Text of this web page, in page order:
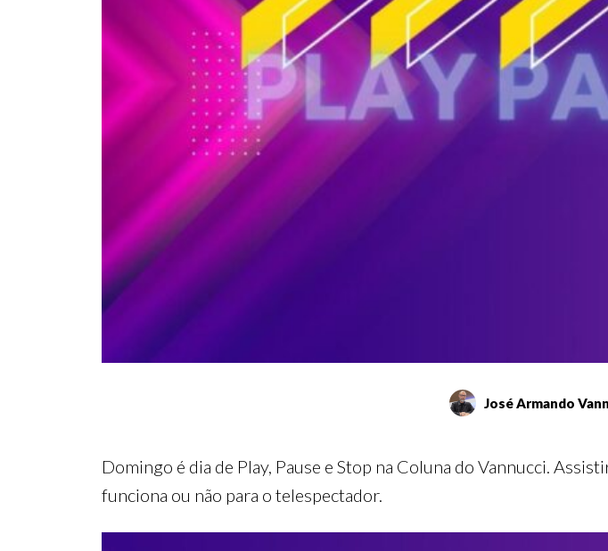
José Armando
Domingo é dia de Play, Pause e Stop na Coluna do Vannucci.
funciona ou não para o telespectador.